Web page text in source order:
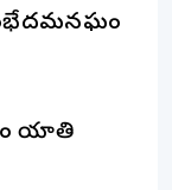
యాతి